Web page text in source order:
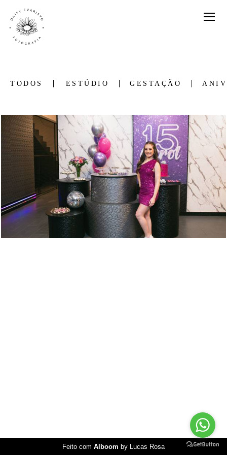
TODOS ESTÚDIO GESTAÇÃO
Feito com Alboom by Lucas Rosa